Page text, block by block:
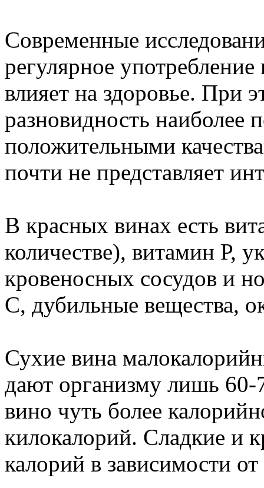
Современные
регулярное
влияет на здоровье. При
разновидность наиболее
положительными
почти не представляет
В красных винах есть
количестве), витамин Р,
кровеносных сосудов и
С, дубильные вещества,
Сухие вина
дают организму лишь 60-
вино чуть более
килокалорий. Сладкие и
калорий в зависимости